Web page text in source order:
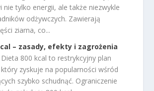
nie tylko energii, ale także niezwykle
odżywczych. Zawierają
ziarna, co...
– zasady, efekty i zagrożenia
Dieta 800 kcal to restrykcyjny plan
zyskuje na popularności wśród
szybko schudnąć. Ograniczenie